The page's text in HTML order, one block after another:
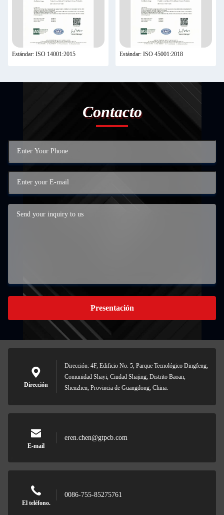
Estándar: ISO 14001:2015 Estándar: ISO 45001:2018
Contacto
Presentación
Dirección
Dirección: 4F, Edificio No. 5, Parque Tecnológico Dingfeng,
Comunidad Shayi, Ciudad Shajing, Distrito Baoan,
Shenzhen, Provincia de Guangdong, China.
E-mail
eren.chen@gtpcb.com
El teléfono.
0086-755-85275761